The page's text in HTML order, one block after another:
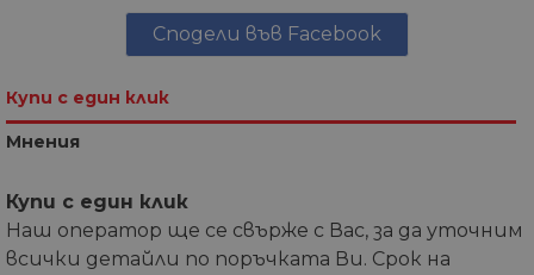
Сподели във Facebook
Купи с един клик
Мнения
Купи с един клик
Наш оператор ще се свърже с Вас, за да уточним
всички детайли по поръчката Ви. Срок на